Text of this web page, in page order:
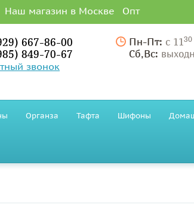
Наш магазин в Москве Опт
667-86-00
849-70-67
звонок
Пн-Пт: с 1130
Сб,Вс:
Органза Тафта Шифоны